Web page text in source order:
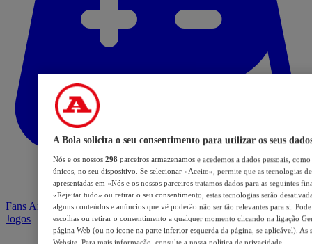
Fans Arena
Jogos
A Bola solicita o seu consentimento para utilizar os seus
Nós e os nossos 298 parceiros armazenamos e acedemos a dados pessoais,
únicos, no seu dispositivo. Se selecionar «Aceito», permite que as tecnologias
apresentadas em «Nós e os nossos parceiros tratamos dados para as seguintes
«Rejeitar tudo» ou retirar o seu consentimento, estas tecnologias serão
alguns conteúdos e anúncios que vê poderão não ser tão relevantes para si.
escolhas ou retirar o consentimento a qualquer momento clicando na ligação
página Web (ou no ícone na parte inferior esquerda da página, se aplicável). As
Website. Para mais informação, consulte a nossa política de privacidade.